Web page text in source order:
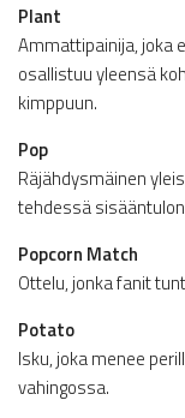
Plant
Ammattipainija, joka
osallistuu yleensä
kimppuun.
Pop
Räjähdysmäinen
tehdessä
Popcorn Match
Ottelu, jonka fanit
Potato
Isku, joka menee
vahingossa.